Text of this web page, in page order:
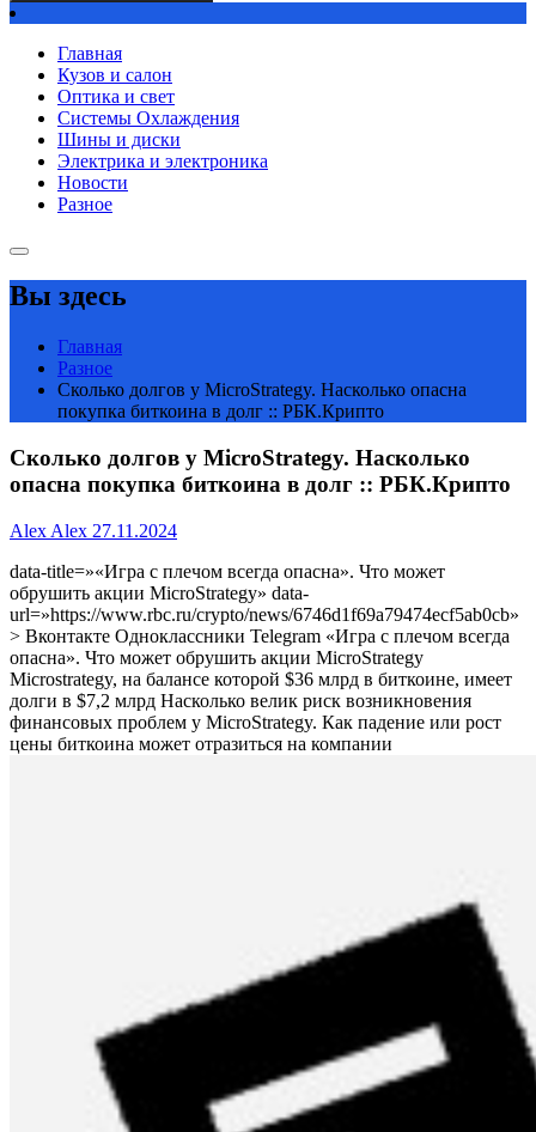
Главная
Кузов и салон
Оптика и свет
Системы Охлаждения
Шины и диски
Электрика и электроника
Новости
Разное
Вы здесь
Главная
Разное
Сколько долгов у MicroStrategy. Насколько опасна
покупка биткоина в долг :: РБК.Крипто
Сколько долгов у MicroStrategy. Насколько
опасна покупка биткоина в долг :: РБК.Крипто
Alex Alex 27.11.2024
data-title=»«Игра с плечом всегда опасна». Что может
обрушить акции MicroStrategy» data-
url=»https://www.rbc.ru/crypto/news/6746d1f69a79474ecf5ab0cb»
> Вконтакте Одноклассники Telegram «Игра с плечом всегда
опасна». Что может обрушить акции MicroStrategy
Microstrategy, на балансе которой $36 млрд в биткоине, имеет
долги в $7,2 млрд Насколько велик риск возникновения
финансовых проблем у MicroStrategy. Как падение или рост
цены биткоина может отразиться на компании